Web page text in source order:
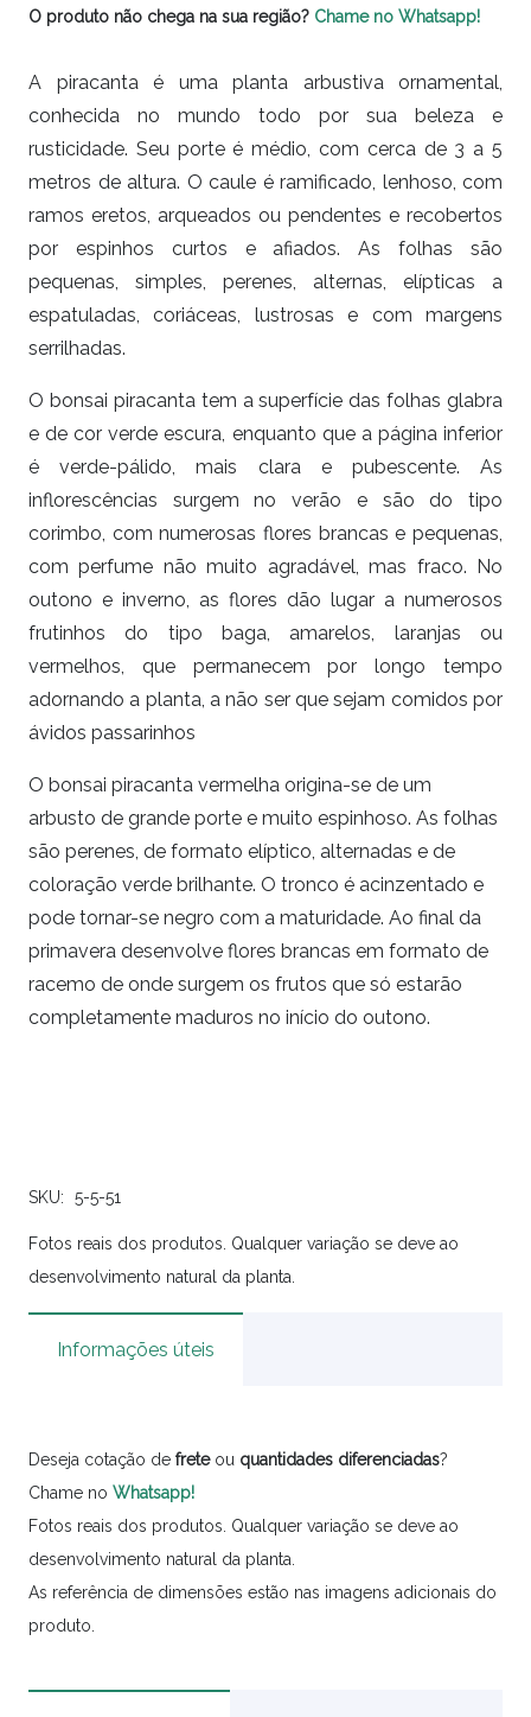
O produto não chega na sua região? Chame no Whatsapp!
A piracanta é uma planta arbustiva ornamental,
conhecida no mundo todo por sua beleza e
rusticidade. Seu porte é médio, com cerca de 3 a 5
metros de altura. O caule é ramificado, lenhoso, com
ramos eretos, arqueados ou pendentes e recobertos
por espinhos curtos e afiados. As folhas são
pequenas, simples, perenes, alternas, elípticas a
espatuladas, coriáceas, lustrosas e com margens
serrilhadas.
O bonsai piracanta tem a superfície das folhas glabra
e de cor verde escura, enquanto que a página inferior
é verde-pálido, mais clara e pubescente. As
inflorescências surgem no verão e são do tipo
corimbo, com numerosas flores brancas e pequenas,
com perfume não muito agradável, mas fraco. No
outono e inverno, as flores dão lugar a numerosos
frutinhos do tipo baga, amarelos, laranjas ou
vermelhos, que permanecem por longo tempo
adornando a planta, a não ser que sejam comidos por
ávidos passarinhos
O bonsai piracanta vermelha origina-se de um
arbusto de grande porte e muito espinhoso. As folhas
são perenes, de formato elíptico, alternadas e de
coloração verde brilhante. O tronco é acinzentado e
pode tornar-se negro com a maturidade. Ao final da
primavera desenvolve flores brancas em formato de
racemo de onde surgem os frutos que só estarão
completamente maduros no início do outono.
SKU: 5-5-51
Fotos reais dos produtos. Qualquer variação se deve ao
desenvolvimento natural da planta.
Informações úteis
Deseja cotação de freteou quantidades diferenciadas?
Chame no Whatsapp!
Fotos reais dos produtos. Qualquer variação se deve ao
desenvolvimento natural da planta.
As referência de dimensões estão nas imagens adicionais do
produto.